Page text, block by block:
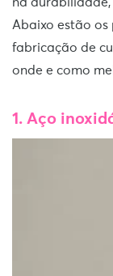
na
Abaixo estão
fabricação de
onde e como
1. Aço